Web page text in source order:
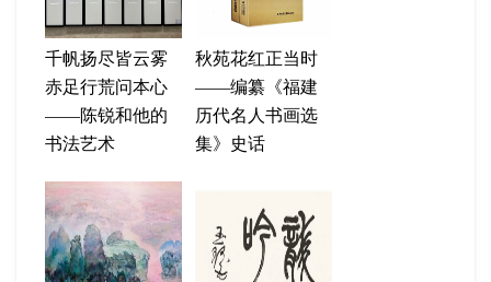
千帆扬尽皆云雾
赤足行荒问本心
——陈锐和他的
书法艺术
秋苑花红正当时
——编纂《福建
历代名人书画选
集》史话